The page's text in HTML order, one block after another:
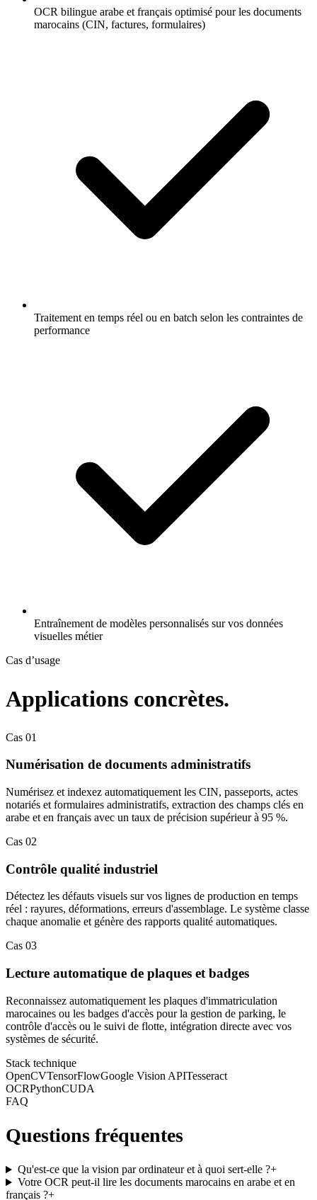
OCR bilingue arabe et français optimisé pour les documents
marocains (CIN, factures, formulaires)
Traitement en temps réel ou en batch selon les contraintes de
performance
Entraînement de modèles personnalisés sur vos données
visuelles métier
Cas d’usage
Applications concrètes.
Cas 01
Numérisation de documents administratifs
Numérisez et indexez automatiquement les CIN, passeports, actes
notariés et formulaires administratifs, extraction des champs clés en
arabe et en français avec un taux de précision supérieur à 95 %.
Cas 02
Contrôle qualité industriel
Détectez les défauts visuels sur vos lignes de production en temps
réel : rayures, déformations, erreurs d'assemblage. Le système classe
chaque anomalie et génère des rapports qualité automatiques.
Cas 03
Lecture automatique de plaques et badges
Reconnaissez automatiquement les plaques d'immatriculation
marocaines ou les badges d'accès pour la gestion de parking, le
contrôle d'accès ou le suivi de flotte, intégration directe avec vos
systèmes de sécurité.
Stack technique
OpenCVTensorFlowGoogle Vision APITesseract
OCRPythonCUDA
FAQ
Questions fréquentes
Qu'est-ce que la vision par ordinateur et à quoi sert-elle ?+
Votre OCR peut-il lire les documents marocains en arabe et en
français ?+